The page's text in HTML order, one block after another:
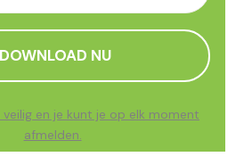
veilig en je kunt je op elk moment
afmelden.